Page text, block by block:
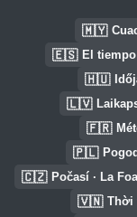
🇲🇾
🇪🇸 El tiempo
🇭🇺
🇱🇻
🇫🇷
🇵🇱
🇨🇿 Počasí · La Foa
🇻🇳 Thời